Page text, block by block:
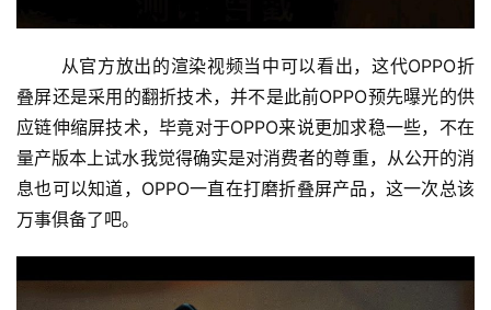
叠屏还是采用的翻折技术，并不是此前OPPO预先曝光的供
应链伸缩屏技术，毕竟对于OPPO来说更加求稳一些，不在
量产版本上试水我觉得确实是对消费者的尊重，从公开的消
息也可以知道，OPPO一直在打磨折叠屏产品，这一次总该
万事俱备了吧。